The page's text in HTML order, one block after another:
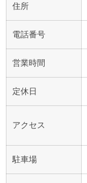
住所
電話番号
営業時間
定休日
アクセス
駐車場